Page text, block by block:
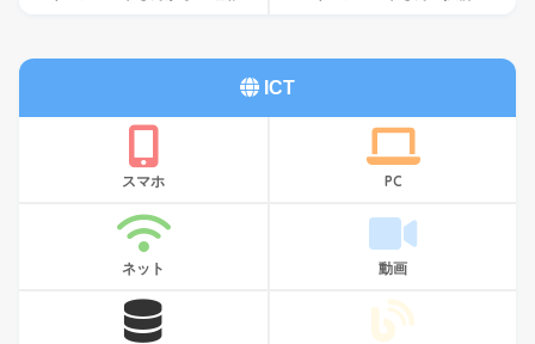
ICT
スマホ PC
ネット 動画